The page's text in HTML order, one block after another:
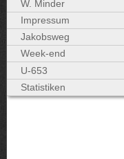
W. Minder
Impressum
Jakobsweg
Week-end
U-653
Statistiken